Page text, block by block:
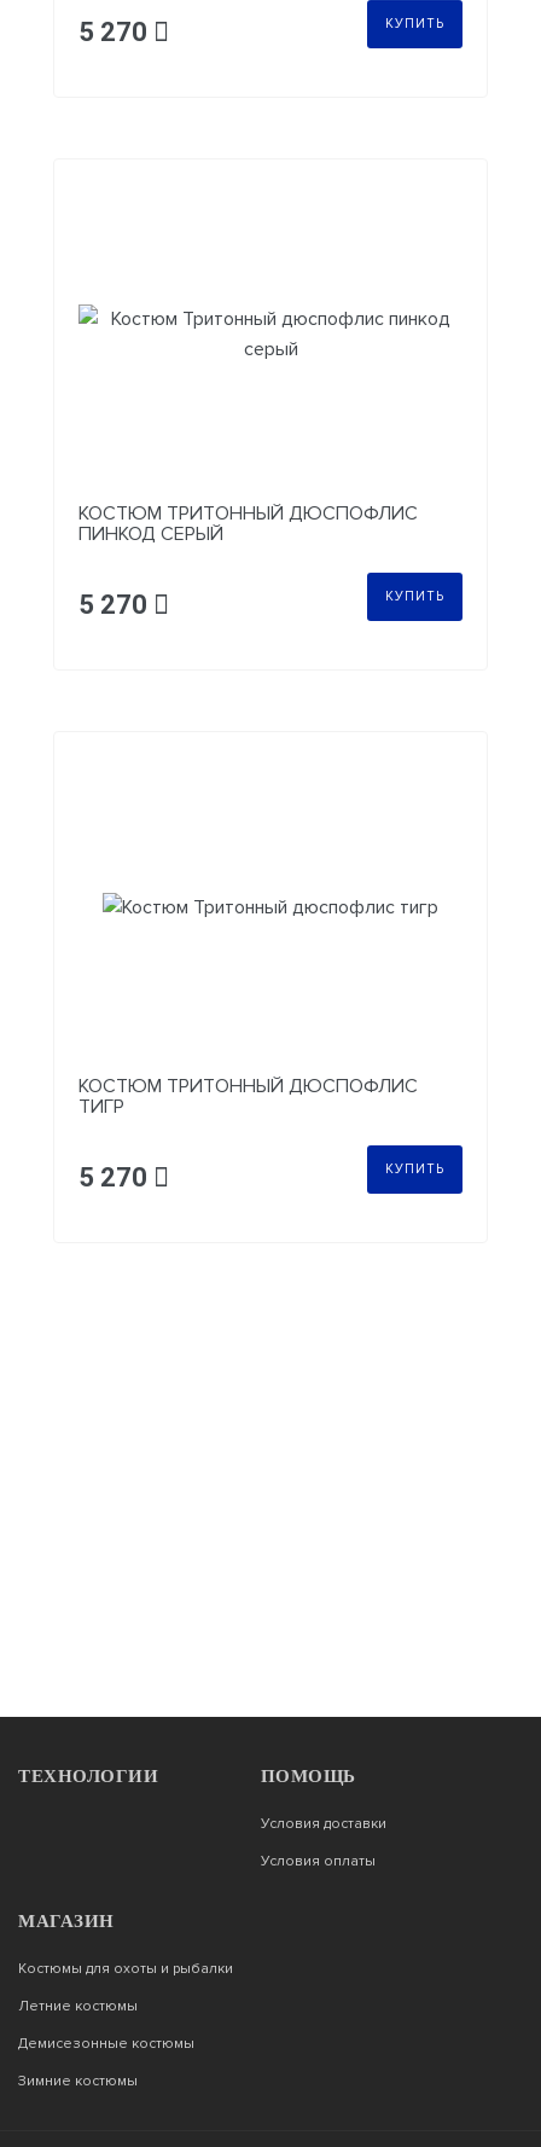
5 270 КУПИТЬ
КОСТЮМ ТРИТОННЫЙ ДЮСПОФЛИС
ПИНКОД СЕРЫЙ
5 270 КУПИТЬ
КОСТЮМ ТРИТОННЫЙ ДЮСПОФЛИС
ТИГР
5 270 КУПИТЬ
ТЕХНОЛОГИИ ПОМОЩЬ
Условия доставки
Условия оплаты
МАГАЗИН
Костюмы для охоты и рыбалки
Летние костюмы
Демисезонные костюмы
Зимние костюмы